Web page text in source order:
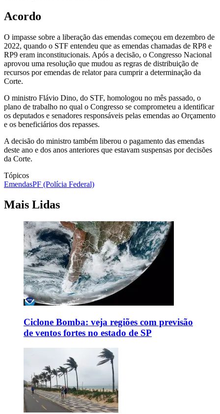
Acordo
O impasse sobre a liberação das emendas começou em dezembro de
2022, quando o STF entendeu que as emendas chamadas de RP8 e
RP9 eram inconstitucionais. Após a decisão, o Congresso Nacional
aprovou uma resolução que mudou as regras de distribuição de
recursos por emendas de relator para cumprir a determinação da
Corte.
O ministro Flávio Dino, do STF, homologou no mês passado, o
plano de trabalho no qual o Congresso se comprometeu a identificar
os deputados e senadores responsáveis pelas emendas ao Orçamento
e os beneficiários dos repasses.
A decisão do ministro também liberou o pagamento das emendas
deste ano e dos anos anteriores que estavam suspensas por decisões
da Corte.
Tópicos
EmendasPF (Polícia Federal)
Mais Lidas
Ciclone Bomba: veja regiões com previsão
de ventos fortes no estado de SP